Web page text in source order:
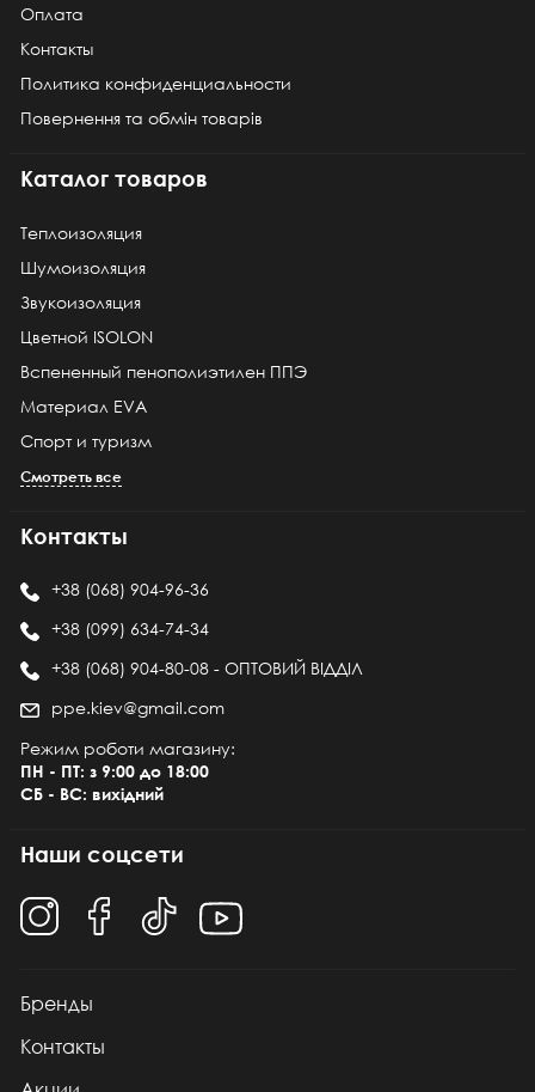
Оплата
Контакты
Политика конфиденциальности
Повернення та обмін товарів
Каталог товаров
Теплоизоляция
Шумоизоляция
Звукоизоляция
Цветной ISOLON
Вспененный пенополиэтилен ППЭ
Материал EVA
Спорт и туризм
Смотреть все
Контакты
+38 (068) 904-96-36
+38 (099) 634-74-34
+38 (068) 904-80-08 - ОПТОВИЙ ВІДДІЛ
ppe.kiev@gmail.com
Режим роботи магазину:
ПН - ПТ: з 9:00 до 18:00
СБ - ВС: вихідний
Наши соцсети
Бренды
Контакты